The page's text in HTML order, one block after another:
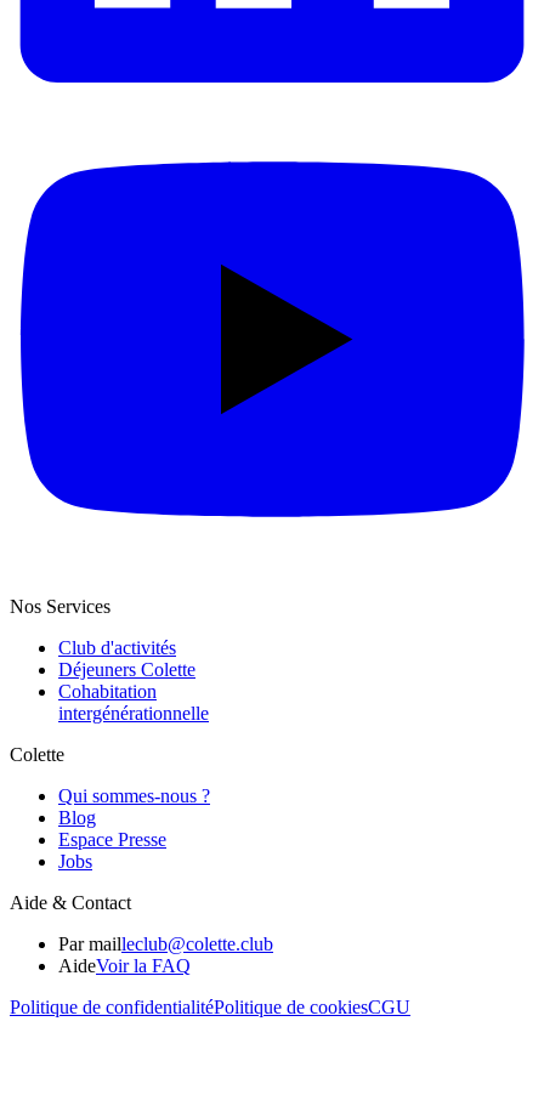
Nos Services
Club d'activités
Déjeuners Colette
Cohabitation
intergénération­nelle
Colette
Qui sommes-nous ?
Blog
Espace Presse
Jobs
Aide & Contact
Par mailleclub@colette.club
AideVoir la FAQ
Politique de confidentialitéPolitique de cookiesCGU